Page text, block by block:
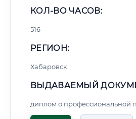
КОЛ-ВО ЧАСОВ:
516
РЕГИОН:
Хабаровск
ВЫДАВАЕМЫЙ
диплом о профессиональной